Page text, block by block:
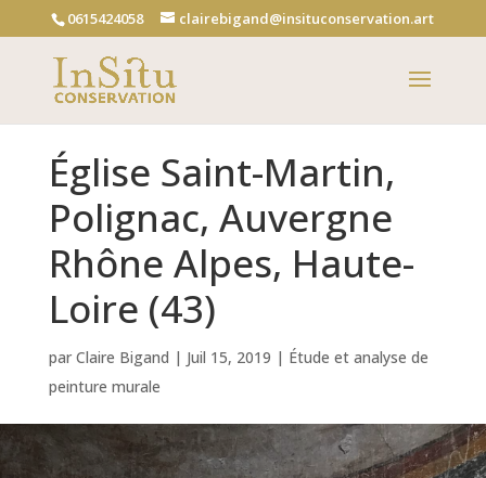
0615424058 clairebigand@insituconservation.art
Église Saint-Martin,
Polignac, Auvergne
Rhône Alpes, Haute-
Loire (43)
par Claire Bigand | Juil 15, 2019 | Étude et analyse de
peinture murale